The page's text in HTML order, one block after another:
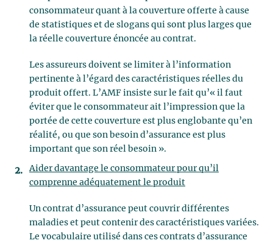
consommateur quant à la couverture offerte à cause
de statistiques et de slogans qui sont plus larges que
la réelle couverture énoncée au contrat.
Les assureurs doivent se limiter à l’information
pertinente à l’égard des caractéristiques réelles du
produit offert. L’AMF insiste sur le fait qu’« il faut
éviter que le consommateur ait l’impression que la
portée de cette couverture est plus englobante qu’en
réalité, ou que son besoin d’assurance est plus
important que son réel besoin ».
Aider davantage le consommateur pour qu’il
comprenne adéquatement le produit
Un contrat d’assurance peut couvrir différentes
maladies et peut contenir des caractéristiques variées.
Le vocabulaire utilisé dans ces contrats d’assurance